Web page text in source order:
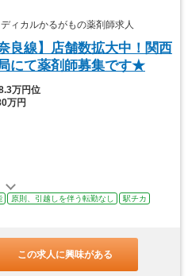
カルかるがもの薬剤師求人
良線】店舗数拡大中！関西
にて薬剤師募集です★
万円位
万円
原則、引越しを伴う転勤なし
駅チカ
この求人に興味がある